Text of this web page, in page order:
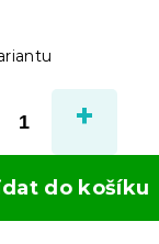
do košíku